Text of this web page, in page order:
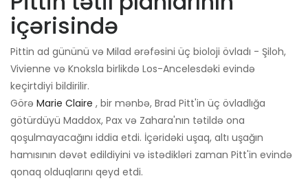
içərisində
Pittin ad gününü və Milad ərəfəsini üç bioloji övladı - Şiloh,
Vivienne və Knoksla birlikdə Los-Ancelesdəki evində
keçirtdiyi bildirilir.
Görə Marie Claire , bir mənbə, Brad Pitt'in üç övladlığa
götürdüyü Maddox, Pax və Zahara'nın tətildə ona
qoşulmayacağını iddia etdi. İçəridəki uşaq, altı uşağın
hamısının dəvət edildiyini və istədikləri zaman Pitt'in evində
qonaq olduqlarını qeyd etdi.